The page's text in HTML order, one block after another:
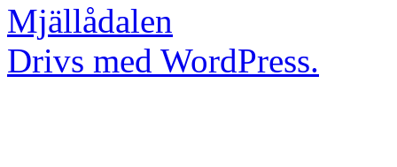
Mjällådalen
Drivs med WordPress.